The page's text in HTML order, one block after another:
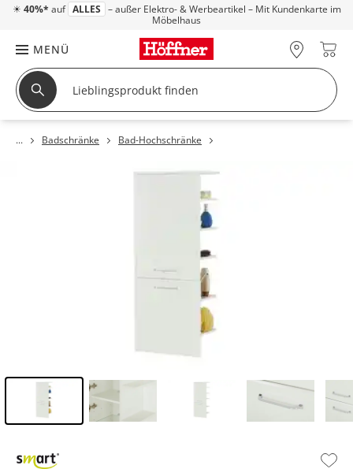
☀ 40%* auf ALLES – außer Elektro- & Werbeartikel – Mit Kundenkarte im
Möbelhaus
MENÜ
Badschränke Bad-Hochschränke